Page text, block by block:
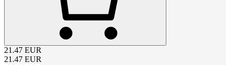
21.47 EUR
21.47 EUR